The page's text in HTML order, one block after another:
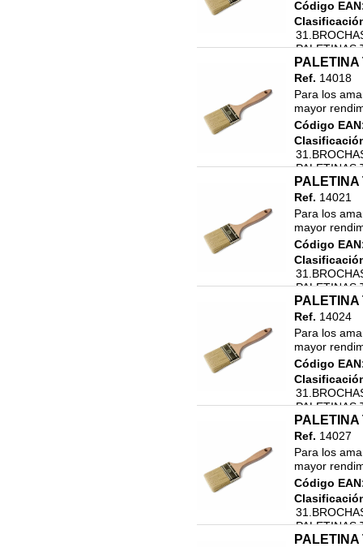
Código
PALETINAS
Ref. 14018
Para los
mayor
Código
PALETINAS
Ref. 14021
Para los
mayor
Código
PALETINAS
Ref. 14024
Para los
mayor
Código
PALETINAS
Ref. 14027
Para los
mayor
Código
PALETINAS